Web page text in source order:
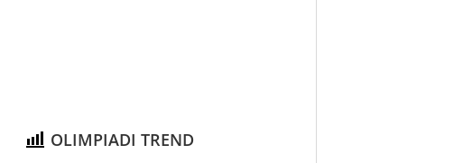
OLIMPIADI TREND